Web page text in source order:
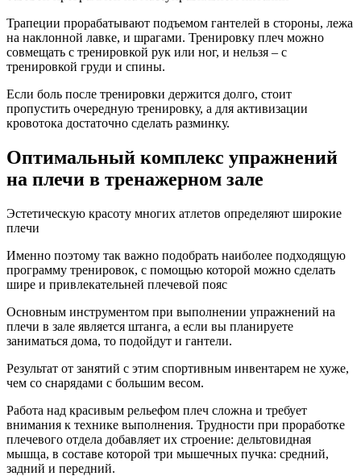
Трапеции прорабатывают подъемом гантелей в стороны, лежа
на наклонной лавке, и шрагами. Тренировку плеч можно
совмещать с тренировкой рук или ног, и нельзя – с
тренировкой груди и спины.
Если боль после тренировки держится долго, стоит
пропустить очередную тренировку, а для активизации
кровотока достаточно сделать разминку.
Оптимальный комплекс упражнений
на плечи в тренажерном зале
Эстетическую красоту многих атлетов определяют широкие
плечи
Именно поэтому так важно подобрать наиболее подходящую
программу тренировок, с помощью которой можно сделать
шире и привлекательней плечевой пояс
Основным инструментом при выполнении упражнений на
плечи в зале является штанга, а если вы планируете
заниматься дома, то подойдут и гантели.
Результат от занятий с этим спортивным инвентарем не хуже,
чем со снарядами с большим весом.
Работа над красивым рельефом плеч сложна и требует
внимания к технике выполнения. Трудности при проработке
плечевого отдела добавляет их строение: дельтовидная
мышца, в составе которой три мышечных пучка: средний,
задний и передний.